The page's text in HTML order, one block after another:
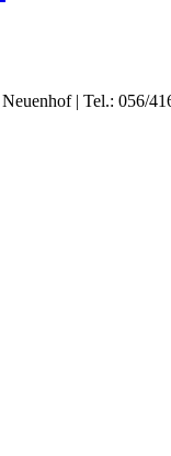
| Tel.: 056/